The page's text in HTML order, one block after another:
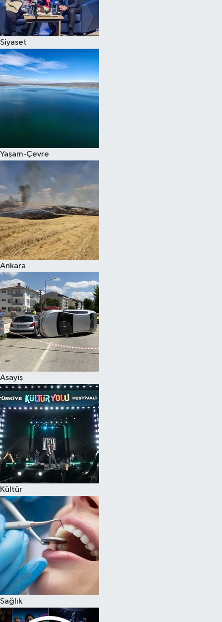
Siyaset
Yaşam-Çevre
Ankara
Asayiş
Kültür
Sağlık
Spor
Çocuk
Eğitim
Kim kimdir?
Kültür Sanat
Sağlık
Siyaset
Teknoloji
Televizyon
Yaşam-Çevre